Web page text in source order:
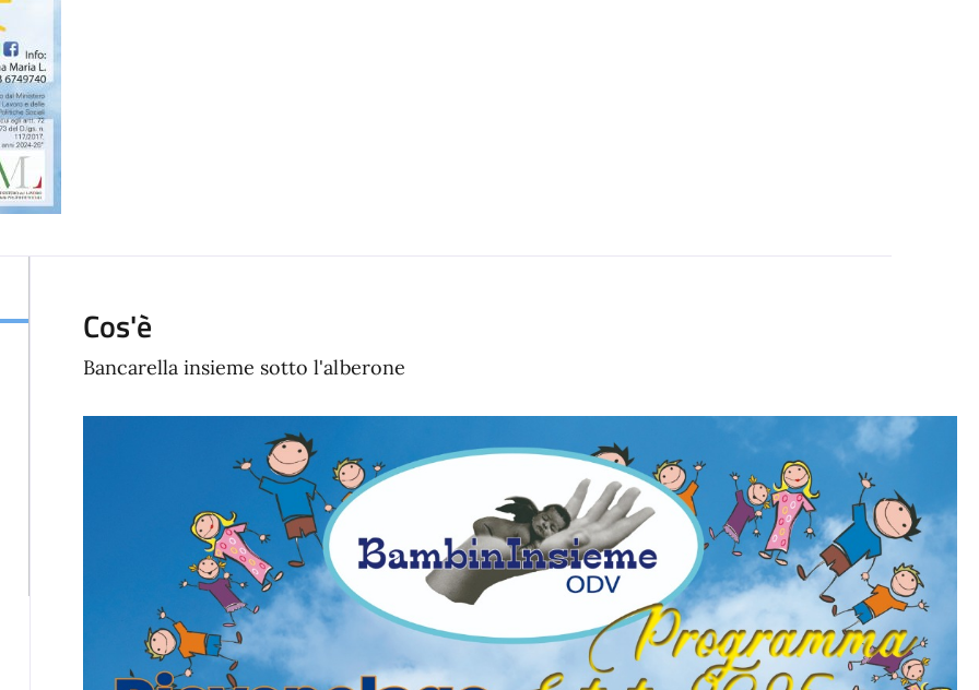
Cos'è
Bancarella insieme sotto l'alberone